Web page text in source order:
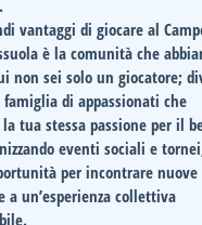
vantaggi di giocare al
è lacomunità che
non sei solo un giocatore;
di appassionati che
tua stessa passione per il
eventi sociali e
per incontrare nuove
a un’esperienza collettiva